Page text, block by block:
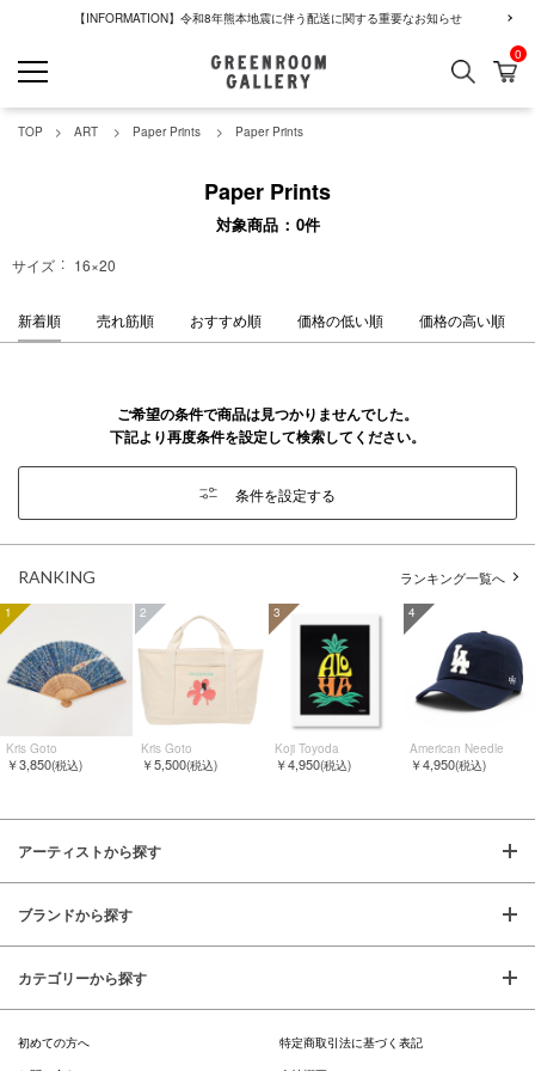
【INFORMATION】令和8年熊本地震に伴う配送に関する重要なお知らせ
検索 カ
0
TOP ART Paper Prints Paper Prints
Paper Prints
対象商品 0件
サイズ 16×20
新着順 売れ筋順 おすすめ順 価格の低い順 価格の高い順
ご希望の条件で商品は見つかりませんでした。
下記より再度条件を設定して検索してください。
条件を設定する
RANKING ランキング一覧へ
1
Kris Goto
￥3,850(税込)
2
Kris Goto
￥5,500(税込)
3
Koji Toyoda
￥4,950(税込)
4
American Needle
￥4,950(税込)
アーティストから探す
ブランドから探す
カテゴリーから探す
初めての方へ
特定商取引法に基づく表記